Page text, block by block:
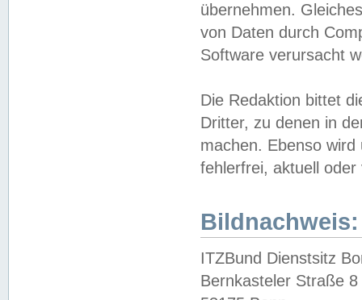
übernehmen.
von Daten durch
Software verursacht
Die Redaktion bittet
Dritter, zu denen in
machen. Ebenso
fehlerfrei, aktuell oder
Bildnachweis:
ITZBund Dienstsitz
Bernkasteler Straße 8